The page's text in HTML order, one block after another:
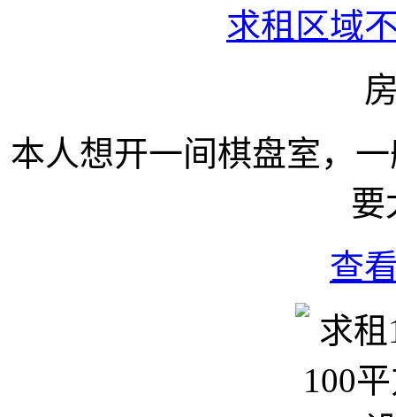
求租区域
本人想开一间棋盘室，
要
查